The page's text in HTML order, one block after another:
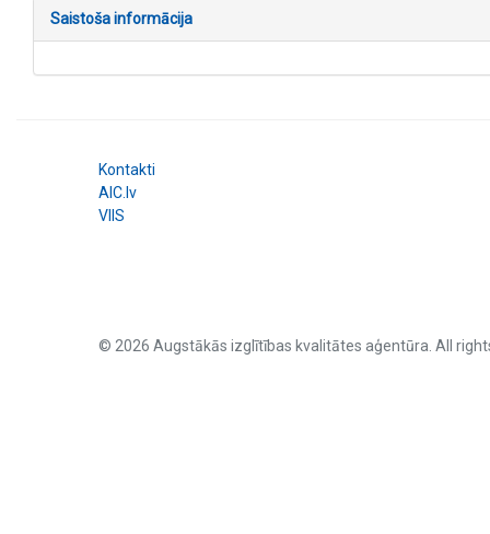
Saistoša informācija
Kontakti
AIC.lv
VIIS
© 2026 Augstākās izglītības kvalitātes aģentūra. All